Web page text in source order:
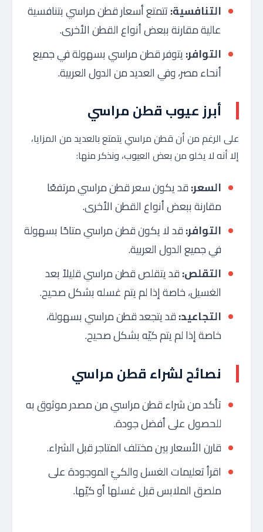
التنافسية:تتمتع أسعار قطن مراسي بتنافسية
عالية مقارنة ببعض أنواع القطن الأخرى.
التوافر: يتوفر قطن مراسي بسهولة في جميع
أنحاء مصر، وفي العديد من الدول العربية.
أبرز عيوب قطن مراسي
على الرغم من أن قطن مراسي يتمتع بالعديد من المزايا،
إلا أنه لا يخلو من بعض العيوب، ونذكر منها:
السعر:قد يكون سعر قطن مراسي مرتفعًا
مقارنة ببعض أنواع القطن الأخرى.
التوافر:قد لا يكون قطن مراسي متاحًا بسهولة
في جميع الدول العربية.
التقلص:قد يتقلص قطن مراسي قليلاً بعد
الغسيل، خاصة إذا لم يتم غسله بشكل صحيح.
التجاعيد:قد يتجعد قطن مراسي بسهولة،
خاصة إذا لم يتم كيّه بشكل صحيح.
نصائح لشراء قطن مراسي
تأكد من شراء قطن مراسي من مصدر موثوق به
للحصول على أفضل جودة.
قارن الأسعار بين مختلف المتاجر قبل الشراء.
اقرأ تعليمات الغسل والكيّ الموجودة على
ملصق الملابس قبل غسلها أو كيّها.